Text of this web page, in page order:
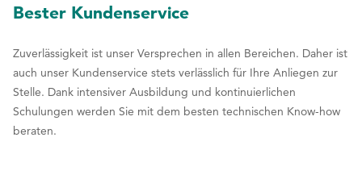
Bester Kundenservice
Zuverlässigkeit ist unser Versprechen in allen Bereichen. Daher ist
auch unser Kundenservice stets verlässlich für Ihre Anliegen zur
Stelle. Dank intensiver Ausbildung und kontinuierlichen
Schulungen werden Sie mit dem besten technischen Know-how
beraten.